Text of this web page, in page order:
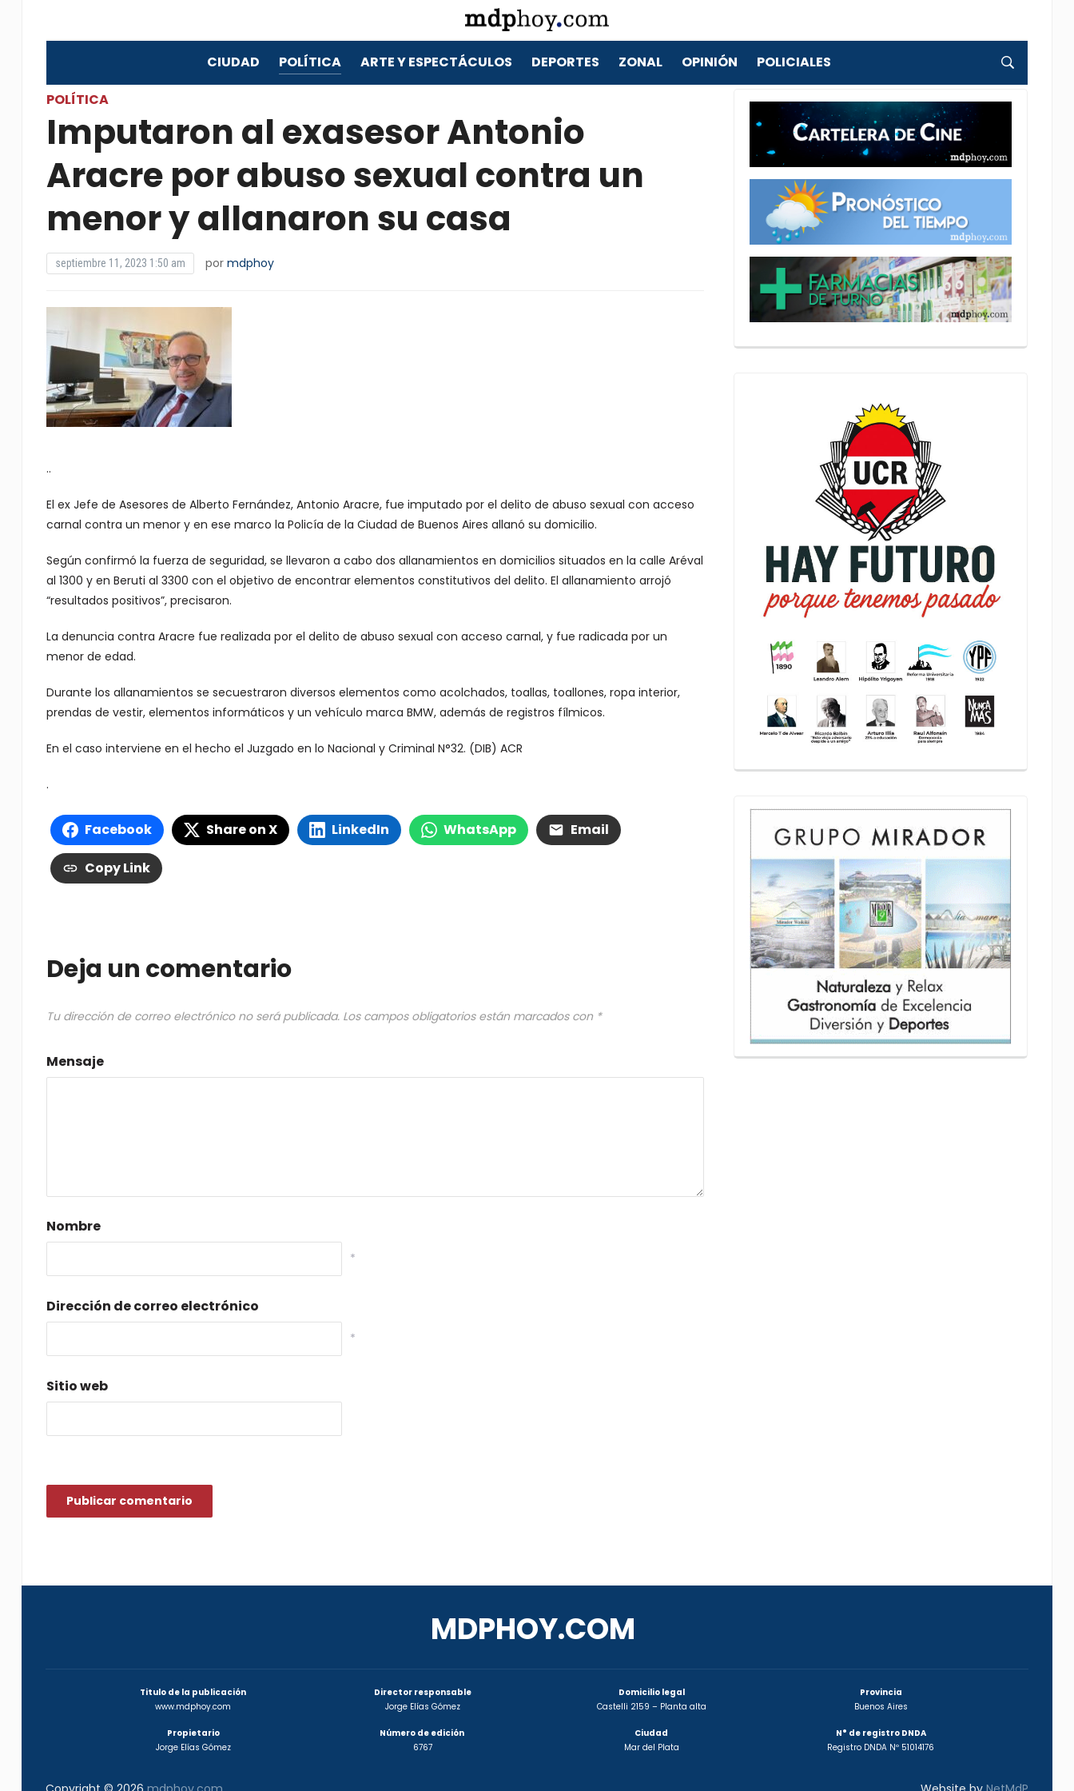
CIUDAD POLÍTICA ARTE Y ESPECTÁCULOS DEPORTES ZONAL OPINIÓN POLICIALES
POLÍTICA
Imputaron al exasesor Antonio
Aracre por abuso sexual contra un
menor y allanaron su casa
septiembre 11, 2023 1:50 am por mdphoy
..
El ex Jefe de Asesores de Alberto Fernández, Antonio Aracre, fue imputado por el delito de abuso sexual con acceso
carnal contra un menor y en ese marco la Policía de la Ciudad de Buenos Aires allanó su domicilio.
Según confirmó la fuerza de seguridad, se llevaron a cabo dos allanamientos en domicilios situados en la calle Aréval
al 1300 y en Beruti al 3300 con el objetivo de encontrar elementos constitutivos del delito. El allanamiento arrojó
“resultados positivos”, precisaron.
La denuncia contra Aracre fue realizada por el delito de abuso sexual con acceso carnal, y fue radicada por un
menor de edad.
Durante los allanamientos se secuestraron diversos elementos como acolchados, toallas, toallones, ropa interior,
prendas de vestir, elementos informáticos y un vehículo marca BMW, además de registros fílmicos.
En el caso interviene en el hecho el Juzgado en lo Nacional y Criminal N°32. (DIB) ACR
.
Facebook Share on X LinkedIn WhatsApp Email
Copy Link
Deja un comentario
Tu dirección de correo electrónico no será publicada. Los campos obligatorios están marcados con *
Mensaje
Nombre
*
Dirección de correo electrónico
*
Sitio web
MDPHOY.COM
Titulo de la publicación
www.mdphoy.com
Propietario
Jorge Elías Gómez
Director responsable
Jorge Elías Gómez
Número de edición
6767
Domicilio legal
Castelli 2159 – Planta alta
Ciudad
Mar del Plata
Provincia
Buenos Aires
N° de registro DNDA
Registro DNDA Nº 51014176